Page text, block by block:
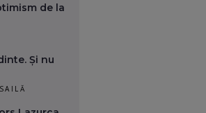
de la
Și nu